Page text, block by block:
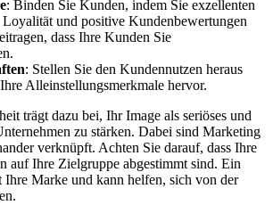
: Binden Sie Kunden, indem Sie exzellenten
Loyalität und positive Kundenbewertungen
dass Ihre Kunden Sie
: Stellen Sie den Kundennutzen heraus
Alleinstellungsmerkmale hervor.
trägt dazu bei, Ihr Image als seriöses und
zu stärken. Dabei sind Marketing
verknüpft. Achten Sie darauf, dass Ihre
auf Ihre Zielgruppe abgestimmt sind. Ein
Ihre Marke und kann helfen, sich von der